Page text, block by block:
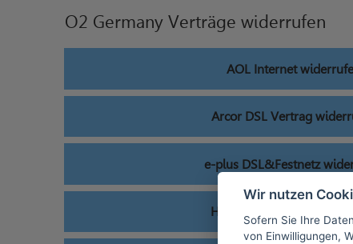
O2 Germany Verträge widerrufen
AOL Internet
Arcor DSL Vertrag
e-plus DSL&Festnetz
HanseNet Festnetz
Wir nutzen
Sofern Sie Ihre
von Einwilligungen,